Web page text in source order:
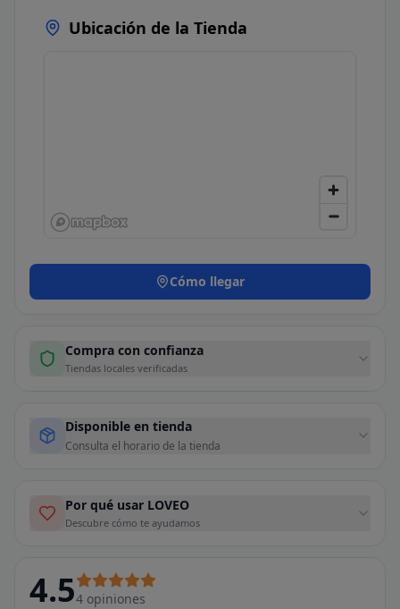
Ubicación de la Tienda
Cómo llegar
Compra con confianza
Tiendas locales verificadas
Disponible en tienda
Consulta el horario de la tienda
Por qué usar LOVEO
Descubre cómo te ayudamos
4.54 opiniones